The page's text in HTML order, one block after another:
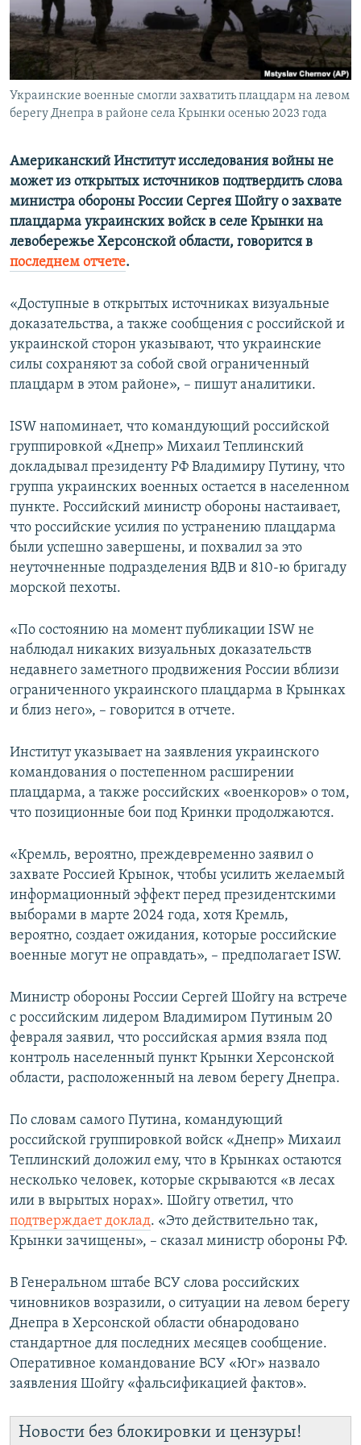
ПОБЕДИТЕЛЕЙ НЕ СУДЯТ?
КРЫМ.НЕПОКОРЕННЫЙ
ELIFBE
УКРАИНСКАЯ ПРОБЛЕМА КРЫМА
ПРИСОЕДИНЯЙТЕСЬ!
Все сайты RFE/RL
Украинские военные смогли захватить плацдарм на левом
берегу Днепра в районе села Крынки осенью 2023 года
Американский Институт исследования войны не
может из открытых источников подтвердить слова
министра обороны России Сергея Шойгу о захвате
плацдарма украинских войск в селе Крынки на
левобережье Херсонской области, говорится в
последнем отчете.
«Доступные в открытых источниках визуальные
доказательства, а также сообщения с российской и
украинской сторон указывают, что украинские
силы сохраняют за собой свой ограниченный
плацдарм в этом районе», – пишут аналитики.
ISW напоминает, что командующий российской
группировкой «Днепр» Михаил Теплинский
докладывал президенту РФ Владимиру Путину, что
группа украинских военных остается в населенном
пункте. Российский министр обороны настаивает,
что российские усилия по устранению плацдарма
были успешно завершены, и похвалил за это
неуточненные подразделения ВДВ и 810-ю бригаду
морской пехоты.
«По состоянию на момент публикации ISW не
наблюдал никаких визуальных доказательств
недавнего заметного продвижения России вблизи
ограниченного украинского плацдарма в Крынках
и близ него», – говорится в отчете.
Институт указывает на заявления украинского
командования о постепенном расширении
плацдарма, а также российских «военкоров» о том,
что позиционные бои под Кринки продолжаются.
«Кремль, вероятно, преждевременно заявил о
захвате Россией Крынок, чтобы усилить желаемый
информационный эффект перед президентскими
выборами в марте 2024 года, хотя Кремль,
вероятно, создает ожидания, которые российские
военные могут не оправдать», – предполагает ISW.
Министр обороны России Сергей Шойгу на встрече
с российским лидером Владимиром Путиным 20
февраля заявил, что российская армия взяла под
контроль населенный пункт Крынки Херсонской
области, расположенный на левом берегу Днепра.
По словам самого Путина, командующий
российской группировкой войск «Днепр» Михаил
Теплинский доложил ему, что в Крынках остаются
несколько человек, которые скрываются «в лесах
или в вырытых норах». Шойгу ответил, что
подтверждает доклад. «Это действительно так,
Крынки зачищены», – сказал министр обороны РФ.
В Генеральном штабе ВСУ слова российских
чиновников возразили, о ситуации на левом берегу
Днепра в Херсонской области обнародовано
стандартное для последних месяцев сообщение.
Оперативное командование ВСУ «Юг» назвало
заявления Шойгу «фальсификацией фактов».
Новости без блокировки и цензуры!